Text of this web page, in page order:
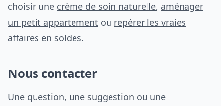
choisir une crème de soin naturelle, aménager
un petit appartement ou repérer les vraies
affaires en soldes.
Nous contacter
Une question, une suggestion ou une